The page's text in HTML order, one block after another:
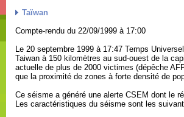
Taïwan
Compte-rendu du 22/09/1999 à 17:00
Le 20 septembre 1999 à 17:47 Temps
Taiwan à 150 kilomètres au sud-ouest de la
actuelle de plus de 2000 victimes (dépêche
que la proximité de zones à forte densité de
Ce séisme a généré une alerte CSEM dont le
Les caractéristiques du séisme sont les